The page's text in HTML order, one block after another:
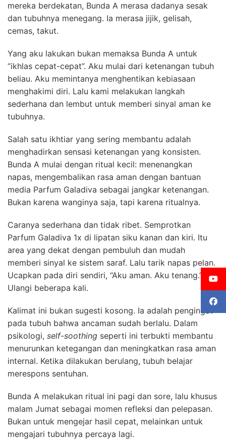
mereka berdekatan, Bunda A merasa dadanya sesak
dan tubuhnya menegang. Ia merasa jijik, gelisah,
cemas, takut.
Yang aku lakukan bukan memaksa Bunda A untuk
“ikhlas cepat-cepat”. Aku mulai dari ketenangan tubuh
beliau. Aku memintanya menghentikan kebiasaan
menghakimi diri. Lalu kami melakukan langkah
sederhana dan lembut untuk memberi sinyal aman ke
tubuhnya.
Salah satu ikhtiar yang sering membantu adalah
menghadirkan sensasi ketenangan yang konsisten.
Bunda A mulai dengan ritual kecil: menenangkan
napas, mengembalikan rasa aman dengan bantuan
media Parfum Galadiva sebagai jangkar ketenangan.
Bukan karena wanginya saja, tapi karena ritualnya.
Caranya sederhana dan tidak ribet. Semprotkan
Parfum Galadiva 1x di lipatan siku kanan dan kiri. Itu
area yang dekat dengan pembuluh dan mudah
memberi sinyal ke sistem saraf. Lalu tarik napas pelan.
Ucapkan pada diri sendiri, “Aku aman. Aku tenang.”
Ulangi beberapa kali.
Kalimat ini bukan sugesti kosong. Ia adalah pengingat
pada tubuh bahwa ancaman sudah berlalu. Dalam
psikologi, self-soothing seperti ini terbukti membantu
menurunkan ketegangan dan meningkatkan rasa aman
internal. Ketika dilakukan berulang, tubuh belajar
merespons sentuhan.
Bunda A melakukan ritual ini pagi dan sore, lalu khusus
malam Jumat sebagai momen refleksi dan pelepasan.
Bukan untuk mengejar hasil cepat, melainkan untuk
mengajari tubuhnya percaya lagi.